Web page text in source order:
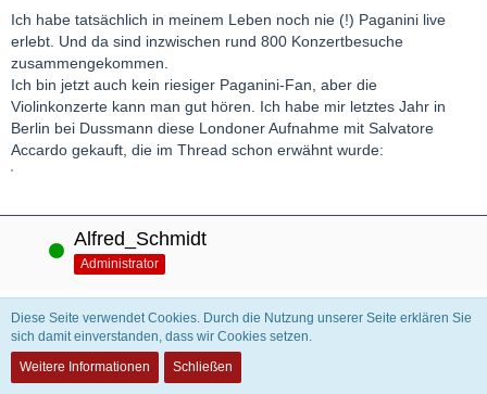
Ich habe tatsächlich in meinem Leben noch nie (!) Paganini live
erlebt. Und da sind inzwischen rund 800 Konzertbesuche
zusammengekommen.
Ich bin jetzt auch kein riesiger Paganini-Fan, aber die
Violinkonzerte kann man gut hören. Ich habe mir letztes Jahr in
Berlin bei Dussmann diese Londoner Aufnahme mit Salvatore
Accardo gekauft, die im Thread schon erwähnt wurde:
Online Alfred_Schmidt
Administrator
23. Mai 2026
Schön, daß ihr eure historisierende Einspielung gefunden habt.
Diese Seite verwendet Cookies. Durch die Nutzung unserer Seite erklären Sie
sich damit einverstanden, dass wir Cookies setzen.
Weitere Informationen
Schließen